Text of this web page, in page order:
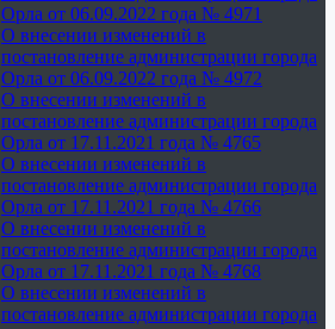
Орла от 06.09.2022 года № 4971
О внесении изменений в
постановление администрации города
Орла от 06.09.2022 года № 4972
О внесении изменений в
постановление администрации города
Орла от 17.11.2021 года № 4765
О внесении изменений в
постановление администрации города
Орла от 17.11.2021 года № 4766
О внесении изменений в
постановление администрации города
Орла от 17.11.2021 года № 4768
О внесении изменений в
постановление администрации города